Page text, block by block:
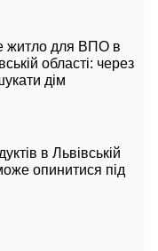
житло для ВПО в
області: через
дім
в Львівській
опинитися під